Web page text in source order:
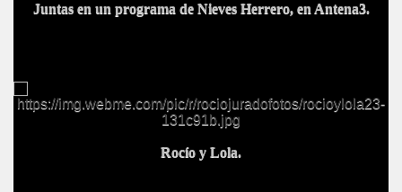
Juntas en un programa de Nieves Herrero, en Antena3.
Rocío y Lola.